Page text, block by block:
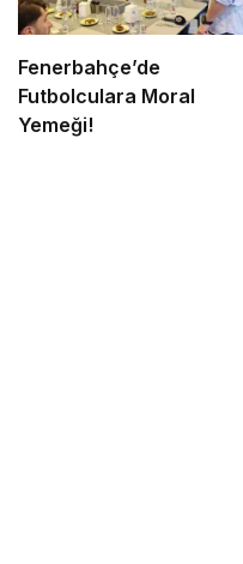
Fenerbahçe’de
Futbolculara Moral
Yemeği!